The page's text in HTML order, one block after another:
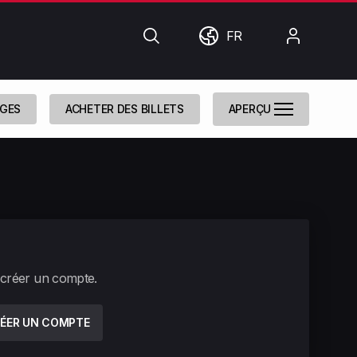
ChercherMonde
FR
ACHETER DES BILLETS APERÇU
un compte.
UN COMPTE